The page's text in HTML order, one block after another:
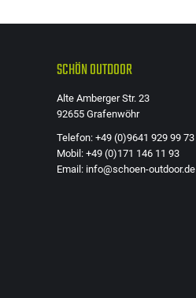
SCHÖN OUTDOOR
Alte Amberger Str. 23
92655 Grafenwöhr
Telefon: +49 (0)9641 929 99 73
Mobil: +49 (0)171 146 11 93
Email: info@schoen-outdoor.de